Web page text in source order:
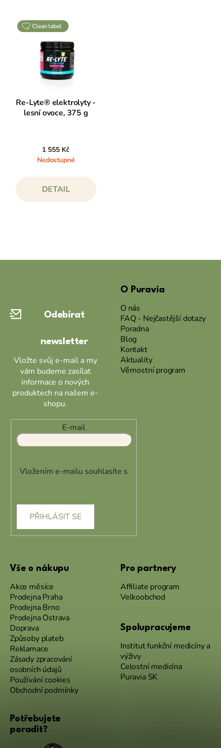
clean label
Re-Lyte® elektrolyty -
lesní ovoce, 375 g
1 555 Kč
Nedostupné
DETAIL
Odebírat
newsletter
Vložte svůj e-mail a my
vám budeme zasílat
informace o nových
produktech na našem e-
shopu.
E-mail
Vložením e-mailu souhlasíte s
PŘIHLÁSIT SE
O Puravia
O nás
FAQ - Nejčastější dotazy
Poradna
Blog
Kontakt
Aktuality
Věrnostní program
Vše o nákupu
Akce měsíce
Prodejna Praha
Prodejna Brno
Prodejna Ostrava
Doprava
Způsoby plateb
Reklamace
Zásady zpracování
osobních údajů
Používání cookies
Obchodní podmínky
Pro partnery
Affiliate program
Velkoobchod
Spolupracujeme
Institut funkční medicíny a
výživy
Celostní medicína
Puravia SK
Potřebujete
poradit?